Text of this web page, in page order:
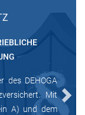
des DEHOGA
Mit
A) und dem
Next